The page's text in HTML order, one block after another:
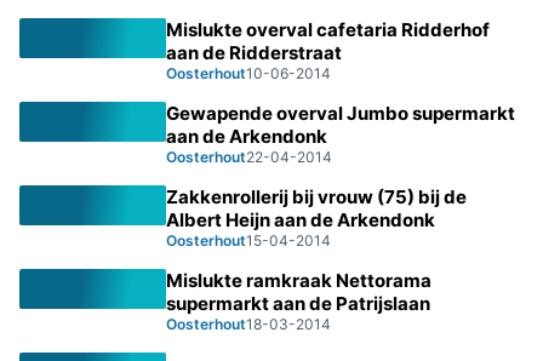
Mislukte overval cafetaria Ridderhof
aan de Ridderstraat
Oosterhout10-06-2014
Gewapende overval Jumbo supermarkt
aan de Arkendonk
Oosterhout22-04-2014
Zakkenrollerij bij vrouw (75) bij de
Albert Heijn aan de Arkendonk
Oosterhout15-04-2014
Mislukte ramkraak Nettorama
supermarkt aan de Patrijslaan
Oosterhout18-03-2014